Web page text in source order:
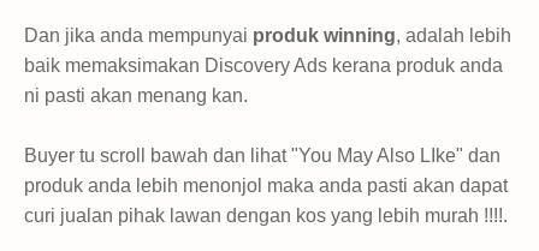
Dan jika anda mempunyai produk winning, adalah lebih
baik memaksimakan Discovery Ads kerana produk anda
ni pasti akan menang kan.
Buyer tu scroll bawah dan lihat "You May Also LIke" dan
produk anda lebih menonjol maka anda pasti akan dapat
curi jualan pihak lawan dengan kos yang lebih murah !!!!.